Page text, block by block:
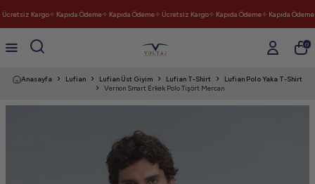
Kargo✧ Kapıda Ödeme✧ Kapıda Ödeme✧ Ücretsiz Kargo✧ Kapıda Ödeme✧ Kapıda Ödeme✧
0
Anasayfa Lufian Lufian Üst Giyim Lufian T-Shirt
Lufian Polo Yaka T-Shirt
Vernon Smart Erkek Polo Tişört Mercan